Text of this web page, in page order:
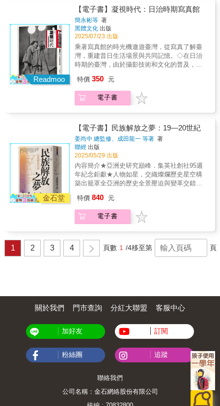
的複雜性、爭議性與現實性。這是關注歷史正
義與和解者的必讀之作。 ―― 常成，香港科技
大學人文學部副教授本書論述時並不遵從任何
單一國家敘事，而是深刻的比對不同地區記憶
生產的多重樣貌，並強調記憶的流動性與抵抗
性。顧教授透過北疃村老人的證詞與國家話語
的對比，提醒讀者：「記得什麼」、「如何記
題。──蕭道中，輔仁大學歷史學系副教授兼系
主任本書跳脫國別史的框架，從「歷史記憶」
的競爭作為出發點，探究日本帝國中心、帝國
響與遺緒。臺灣讀者可以透過顧若鵬教授平易
近人的文字重新認識戰後東亞史這個令人目眩
神迷的萬花筒，並進一步思考形塑當代東亞社
會的諸多歷史原因，藉此理解臺灣在東亞，甚
至是全球史中獨特的座標位。――陳冠任，中
央研究院近代史研究所助研究員這本書的重要
貢獻，即在於它為當代東亞與臺灣社會提供一
種超越審判語言的新視野：正義不是終點，而
是過程；不是答案，而是問題；不是結束，而
地理解國族與記憶的鬥爭，也為我們提供一種
遠離道德教條、走向開放歷史政治想像的可能
性。──汪宏倫，中央研究院社會學研究所研究
員兼副所長作者以細緻入微、充滿同理心和驚
人的敏銳度，從法律與法律之外，嘗試帶領我
們了解第二次世界大戰在東亞留下的創傷。我
入的探索，是理解前帝國與其前殖民地之間關
係的必讀讀物，以面對今天重新呼籲反思帝國
學人類學系助理教授作者對日本、中國以及二
戰後東亞的戰爭罪審判有著豐富的了解。這本
內容豐富、具挑釁性的書籍以細緻入微的分
析，、對這些審判能真正達成的效果持有的平
衡懷疑態度以及對日本和中國資料的深入研究
而脫穎而出。作者闡明了為何日本和中國至今
仍深陷於有關二戰遺產的爭議中。——加里‧巴
斯，《東京的審判》作者
謂的正義是否施行，記憶是否和解，不僅僅是
法庭上的審判可解決之事，而是我們如何去理
解與詮釋過往的歷史。如同台灣複雜的歷史記
憶，讀者將可透過本書從歷史、法理、地理與
政治交織處，探索二戰後的記憶之戰，挖掘形
塑今日中國、日本、韓國與台灣等國家之間的
關係與東亞局勢之關鍵所在。 ◎國內外學界一
致好評 顧教授是少數同時了解東亞兩種語言，
並能在撰寫歷史時兼顧中日雙方觀點的學者。
──川島真，日本東京大學教養學部國際關係學
系教授 書中不僅使用大量中日文原始檔案，亦
實地訪談歷史見證人，兼具學術的嚴謹性與敘
傑，日本早稻田大學社會科學總合學術院教授
第二次世界大戰結束，日本戰敗投降已過了八
十個年頭，然而東亞主要國家對於日本殖民和
戰爭的道歉與賠償問題，仍有諸多爭議。與一
般的認知不同，顧若鵬認為戰後東亞之所以未
能實現正義，並非只是日本拒絕反省或賠償，
而是戰後日本、中國和臺灣的領導人，對戰罪
致對正義的追尋，遺失在戰後紛雜的去帝國、
動的歷史脈絡中。這是一本以跨國比較與國際
關係的宏觀視野來探討東亞戰後審判和歷史正
義的精闢之作。 ―― 楊孟軒，美國密蘇里大學
歷史系副教授 在全球民粹主義與民族主義盛行
的時代，本書如一股清流，從多元視角深入剖
單一國家敘事，而是深刻的比對不同地區記憶
生產的多重樣貌，並強調記憶的流動性與抵抗
性。顧教授透過北疃村老人的證詞與國家話語
得」、「誰來記得」始終是高度政治化的問
題。──蕭道中，輔仁大學歷史學系副教授兼系
主任 本書跳脫國別史的框架，從「歷史記憶」
的競爭作為出發點，探究日本帝國中心、帝國
邊緣，以及中國與韓國對於戰後「正義」的追
求，並分析日本帝國瓦解後對於東亞產生的影
響與遺緒。臺灣讀者可以透過顧若鵬教授平易
近人的文字重新認識戰後東亞史這個令人目眩
神迷的萬花筒，並進一步思考形塑當代東亞社
何被悄然改寫。在終戰八十年後的今天，重新
閱讀《帝國落日》，不僅有助於回顧這場改變
亞洲格局的關鍵戰爭，也是一種面對歷史的閱
讀實踐。本書所展現的並非單一立場的論斷，
而是對當時歷史情境的細還原與多角度的理
解。它提醒我們，戰爭從來不是抽象的政治運
算，而是無數真實人物在不確定中所做出的選
擇與承擔。《帝國落日》是戰爭史的經典，也
是當代讀者重新思考權力、責任與歷史記憶的
樑！
場」到14億人口的世界第一大國，印度的變
化，不再只是數據的躍升，而是實質影響全球
格局的核心力量。《決定版3小時看漫畫認識印
度》自2006年初版至今，歷經多次改訂，始終
致力於提供正確、實用且深入的印度知識──．
6大章節：從商業、歷史、政治、經濟、市場、
文化，全面剖析印度的多元現況。．〈深度了
解印度〉專欄：以各種冷知識補充印度文化中
不為人知的小細節。．漫畫與解說並重：以深
絡與關聯。不論你是企業人士，還是對國際議
題感興趣的讀者，本書都能讓你從不同面向掌
握印度的真實樣貌。不僅是快速認識印度的最
樑！
Readmoo
【電子書】凝視時代：日治時期寫真館
簡永彬等 著
黑體文化 出版
2025/07/23 出版
乘著寫真館的時光機遨遊臺灣，從寫真了解臺
灣，重建昔日生活場景與共同記憶。◇在日治
時期的臺灣，由於攝影技術和文化的普及，寫
不僅開啟民風在民間蔚為風潮，官方也委託民
間發行寫真帖與繪葉書，記錄臺灣並彰顯臺灣
總督府的豐功偉業。◇臺灣攝影第一個繁花盛
已180多年。很多人可能不知道，在日治時期臺
灣有一群攝影師，這些人可不是拿著大砲拍小
模的外拍部隊，他們是受過專業攝影訓練，埋
頭研究技法的家裡蹲。「三原色碳膜轉染印畫
法」、「漆金祕法」是他們與日人寫真館分庭
抗禮的不傳之祕。這些攝影專家平時喜歡在寫
真館內玩自拍，也喜歡拍攝扮裝的女人。他們
是臺灣攝影技術的源頭，將生命的熱情與精力
注入鏡頭中，刻印出當時人們的生活景
期，豐富而珍貴的照片讓我們看見日治時期大
眾生活的樣貌，再度凝視那個人才輩出、創意
無窮的年代。《凝視時代：日治時期臺灣的寫
真館》改編自2010年《凝望的時代》展覽專
書，重新編輯並增補數篇從臺灣史角度書寫之
專文，以及作者新近的採集和研究，如業餘攝
何藉由發行寫真帖與繪葉書，記錄臺灣並彰顯
臺灣總督府的豐功偉業。本書也從技法、材
與攝影名家並列，更從風格的角度賦予寫真館
攝影的獨特定位。這本少見綜觀臺灣寫真歷史
圖文並茂的著作，堪稱臺灣攝影史詩鉅著。
特價 350 元
電子書
金石堂
【電子書】民族解放之夢：19—20世紀
姜尚中 總監修、成田龍一 等著 著
聯經 出版
2025/05/29 出版
內容簡介★亞洲史研究巔峰．集英社創社95週
年紀念鉅獻★人物如星，交織燦爛歷史星空構
築出籠罩全亞洲的歷史全景壓迫與變革交錯的
的未來《亞洲人物史》第十卷聚焦於十九世紀
末至二十世紀中葉。這是一個抗爭、獨立與變
革的時代，亞洲各地在帝國主義壓迫與近代變
探索通往解放、獨立與自由的道路。從革命志
士到女性運動先驅，從民族獨立領袖到文學思
蒙古與阿富汗，政治與軍事變革塑造新國家；
在阿拉伯與印度，憲政運動與女性解放並行推
如何在西方主導的知識體系中重建自身的歷史
話語。本書不僅探討獨立運動與民族抗爭，也
的故事，重構亞洲歷史，呈現「民族解放之
夢」的多重樣貌，並深思壓迫與自主、傳統與
變革之間的複雜關係。【本卷主要人物】尹致
昊／金瑪利亞／李載裕／魯迅／張愛玲／林獻
堂／卡蒂妮／卡瑪拉德維・查托帕迪亞／奧爾
佳・列別傑娃／阿卜杜勒希德・易卜拉欣／多
斯特・穆罕默德／哲布尊丹巴呼圖克圖八世／
特價 840 元
電子書
1 2 3 4 頁數 1 /4移至第 頁
關於我們 門市查詢 分紅大聯盟 客服中心
加好友 訂閱
粉絲團 追蹤
聯絡我們
公司名稱：金石網絡股份有限公司